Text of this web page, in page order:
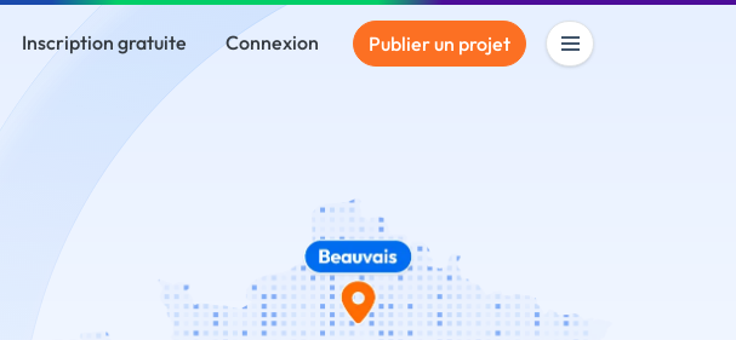
Inscription gratuite Connexion Publier un projet